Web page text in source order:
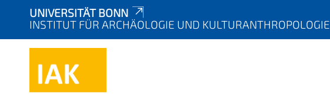
UNIVERSITÄT BONN
INSTITUT FÜR ARCHÄOLOGIE UND KULTURANTHROPOLOGIE